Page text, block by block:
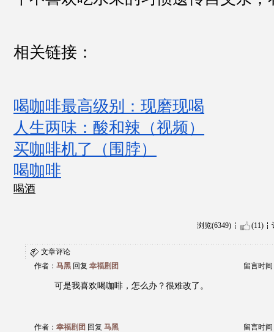
相关链接：
喝咖啡最高级别：现磨现喝
人生两味：酸和辣（视频）
买咖啡机了（围脖）
喝咖啡
喝酒
浏览(6349) (11)
文章评论
作者： 马黑 回复 幸福剧团 留言时间
可是我喜欢喝咖啡，怎么办？很难改了。
作者： 幸福剧团 回复 马黑 留言时间